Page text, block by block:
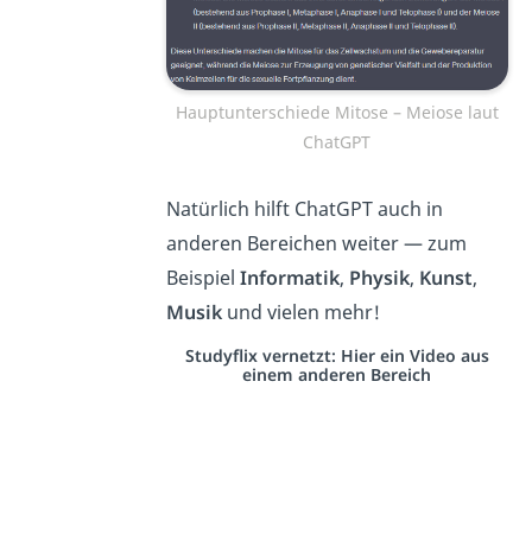
Hauptunterschiede Mitose – Meiose laut
ChatGPT
Natürlich hilft ChatGPT auch in
anderen Bereichen weiter — zum
Beispiel Informatik, Physik, Kunst,
Musikund vielen mehr!
Studyflix vernetzt: Hier ein Video aus
einem anderen Bereich